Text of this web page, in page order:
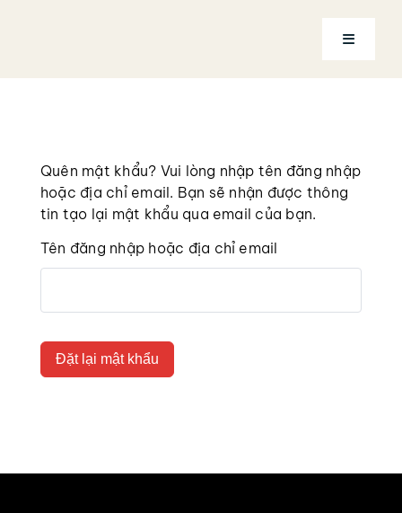
Về
Quên mật khẩu? Vui lòng nhập tên đăng nhập
hoặc địa chỉ email. Bạn sẽ nhận được thông
tin tạo lại mật khẩu qua email của bạn.
Tên đăng nhập hoặc địa chỉ email
Đặt lại mật khẩu